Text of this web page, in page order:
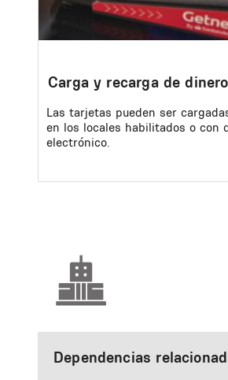
Carga y recarga de dinero
Las tarjetas pueden ser
en los locales habilitados o con
electrónico.
Dependencias